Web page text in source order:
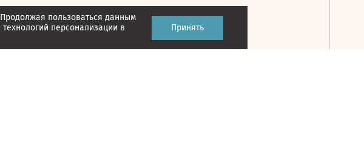
пользоваться данным
персонализации в
Принять